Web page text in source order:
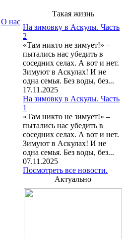
Такая жизнь
На зимовку в Аскулы. Часть
2
«Там никто не зимует!» –
пытались нас убедить в
соседних селах. А вот и нет.
Зимуют в Аскулах! И не
одна семья. Без воды, без...
17.11.2025
На зимовку в Аскулы. Часть
1
«Там никто не зимует!» –
пытались нас убедить в
соседних селах. А вот и нет.
Зимуют в Аскулах! И не
одна семья. Без воды, без...
07.11.2025
Посмотреть все новости.
Актуально
О нас